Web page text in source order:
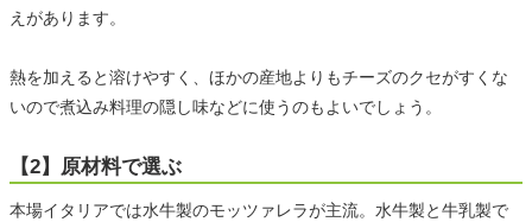
えがあります。
熱を加えると溶けやすく、ほかの産地よりもチーズのクセがすくな
いので煮込み料理の隠し味などに使うのもよいでしょう。
【2】原材料で選ぶ
本場イタリアでは水牛製のモッツァレラが主流。水牛製と牛乳製で